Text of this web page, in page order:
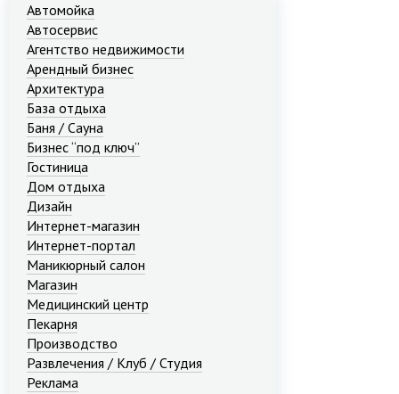
Автомойка
Автосервис
Агентство недвижимости
Арендный бизнес
Архитектура
База отдыха
Баня / Сауна
Бизнес “под ключ”
Гостиница
Дом отдыха
Дизайн
Интернет-магазин
Интернет-портал
Маникюрный салон
Магазин
Медицинский центр
Пекарня
Производство
Развлечения / Клуб / Студия
Реклама